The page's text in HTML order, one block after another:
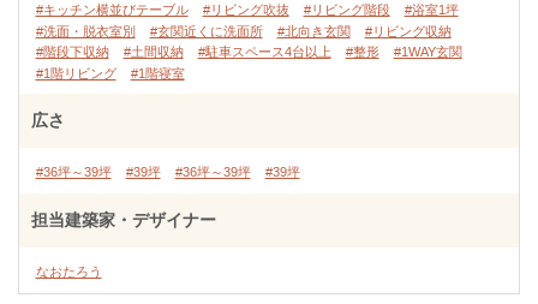
#キッチン横並びテーブル
#リビング吹抜 #リビング階段
#浴室1坪
#洗面・脱衣室別
#玄関近くに洗面所 #北向き玄関
#リビング収納
#階段下収納
#土間収納 #駐車スペース4台以上 #整形
#1WAY玄関
#1階リビング
#1階寝室
広さ
#36坪～39坪 #39坪 #36坪～39坪 #39坪
担当建築家・デザイナー
なおたろう